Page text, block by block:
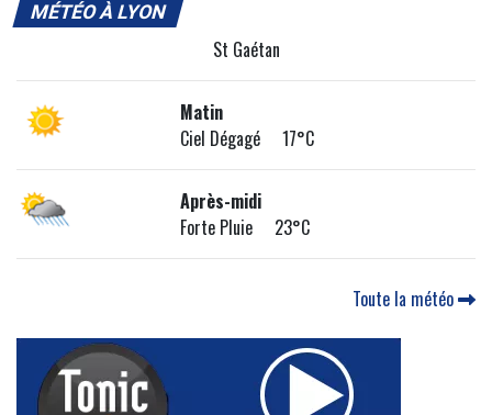
MÉTÉO À LYON
St Gaétan
Matin
Ciel Dégagé 17°C
Après-midi
Forte Pluie 23°C
Toute la météo